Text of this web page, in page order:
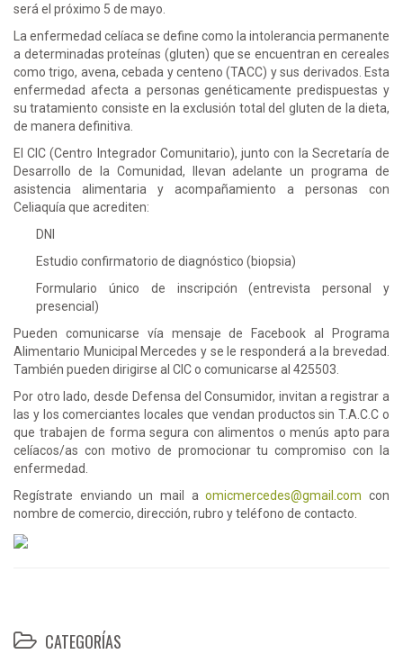
será el próximo 5 de mayo.
La enfermedad celíaca se define como la intolerancia permanente
a determinadas proteínas (gluten) que se encuentran en cereales
como trigo, avena, cebada y centeno (TACC) y sus derivados. Esta
enfermedad afecta a personas genéticamente predispuestas y
su tratamiento consiste en la exclusión total del gluten de la dieta,
de manera definitiva.
El CIC (Centro Integrador Comunitario), junto con la Secretaría de
Desarrollo de la Comunidad, llevan adelante un programa de
asistencia alimentaria y acompañamiento a personas con
Celiaquía que acrediten:
DNI
Estudio confirmatorio de diagnóstico (biopsia)
Formulario único de inscripción (entrevista personal y
presencial)
Pueden comunicarse vía mensaje de Facebook al Programa
Alimentario Municipal Mercedes y se le responderá a la brevedad.
También pueden dirigirse al CIC o comunicarse al 425503.
Por otro lado, desde Defensa del Consumidor, invitan a registrar a
las y los comerciantes locales que vendan productos sin T.A.C.C o
que trabajen de forma segura con alimentos o menús apto para
celíacos/as con motivo de promocionar tu compromiso con la
enfermedad.
Regístrate enviando un mail aomicmercedes@gmail.com con
nombre de comercio, dirección, rubro y teléfono de contacto.
CATEGORÍAS